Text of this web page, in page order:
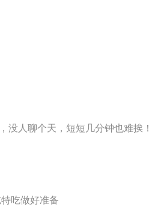
没人聊个天，短短几分钟也难挨！
吃做好准备